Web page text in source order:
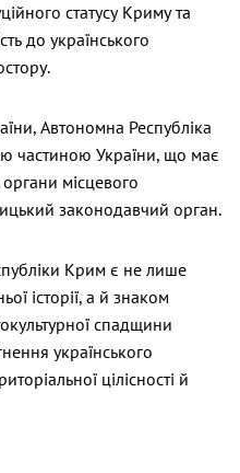
статусу Криму та
до українського
Автономна Республіка
частиною України, що має
місцевого
законодавчий орган.
Крим є не лише
історії, а й знаком
спадщини
українського
цілісності й